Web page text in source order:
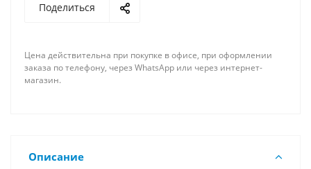
Поделиться
Цена действительна при покупке в офисе, при оформлении
заказа по телефону, через WhatsApp или через интернет-
магазин.
Описание